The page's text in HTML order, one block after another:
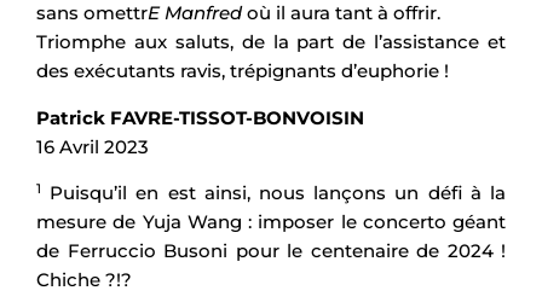
sans omettrE Manfredoù il aura tant à offrir.
Triomphe aux saluts, de la part de l’assistance et
des exécutants ravis, trépignants d’euphorie !
Patrick FAVRE-TISSOT-BONVOISIN
16 Avril 2023
1
Puisqu’il en est ainsi, nous lançons un défi à la
mesure de Yuja Wang : imposer le concerto géant
de Ferruccio Busoni pour le centenaire de 2024 !
Chiche ?!?